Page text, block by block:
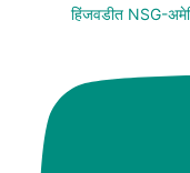
हिंजवडीत NSG-